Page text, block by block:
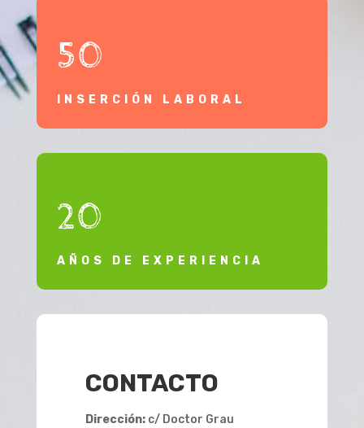
50
INSERCIÓN LABORAL
20
AÑOS DE EXPERIENCIA
CONTACTO
Dirección:c/ Doctor Grau